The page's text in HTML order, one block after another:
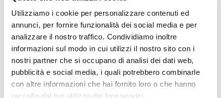
Utilizziamo i cookie per personalizzare contenuti ed
annunci, per fornire funzionalità dei social media e per
analizzare il nostro traffico. Condividiamo inoltre
informazioni sul modo in cui utilizzi il nostro sito con i
nostri partner che si occupano di analisi dei dati web,
pubblicità e social media, i quali potrebbero combinarle
con altre informazioni che hai fornito loro o che hanno
raccolto dal tuo utilizzo dei loro servizi.
desidera scrivere con stile, rispettando l’ambiente.
Realizzata...
prezzo da € 0,37
CALCOLA PREVENTIVO